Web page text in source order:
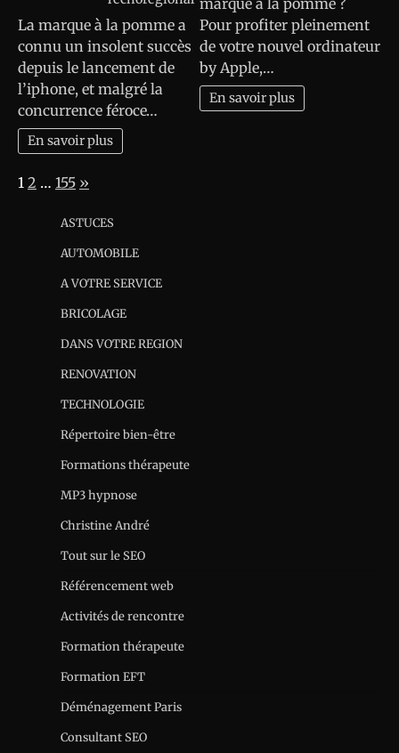
La marque à la pomme a
connu un insolent succès
depuis le lancement de
l’iphone, et malgré la
concurrence féroce…
En savoir plus
marque à la pomme ?
Pour profiter pleinement
de votre nouvel ordinateur
by Apple,…
En savoir plus
Page:
1 2 … 155 Next
»
ASTUCES
AUTOMOBILE
A VOTRE SERVICE
BRICOLAGE
DANS VOTRE REGION
RENOVATION
TECHNOLOGIE
Répertoire bien-être
Formations thérapeute
MP3 hypnose
Christine André
Tout sur le SEO
Référencement web
Activités de rencontre
Formation thérapeute
Formation EFT
Déménagement Paris
Consultant SEO